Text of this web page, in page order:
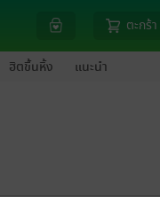
ตะกร้า
ฮิตขึ้นหิ้ง แนะนำ